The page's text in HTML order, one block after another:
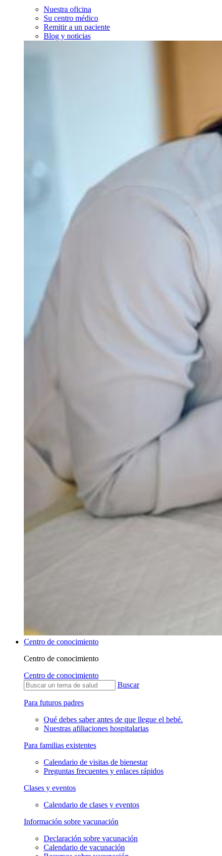
Nuestra oficina
Su centro médico
Remitir a un paciente
Blog y noticias
Centro de conocimiento
Centro de conocimiento
Centro de conocimiento
Buscar
Para futuros padres
Qué debes saber antes de que llegue el bebé.
Nuestras afiliaciones hospitalarias
Para familias existentes
Calendario de visitas de bienestar
Preguntas frecuentes y enlaces rápidos
Clases y eventos
Calendario de clases y eventos
Información sobre vacunación
Declaración sobre vacunación
Calendario de vacunación